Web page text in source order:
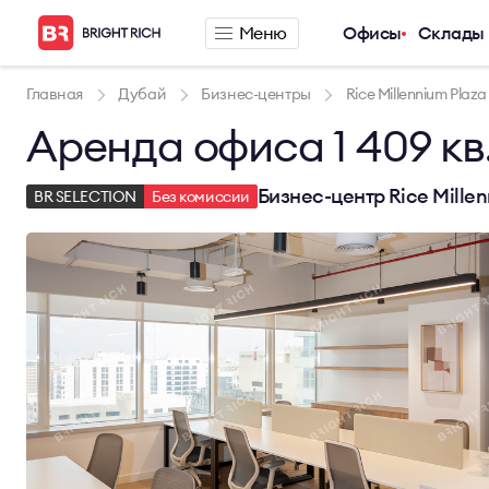
Меню Офисы Склады
Главная Дубай Бизнес-центры Rice Millennium Plaza
Аренда офиса 1 409
BR SELECTION Без комиссии Бизнес-центр Rice
О компании
Услуги
Новости
Карьера
Контакты
Аренда офиса
Аренда
Аренда склада